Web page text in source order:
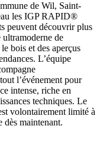
de Wil, Saint-
les IGP RAPID®
peuvent découvrir plus
de
bois et des aperçus
L’équipe
l’événement pour
intense, riche en
techniques. Le
volontairement limité à
dès maintenant.